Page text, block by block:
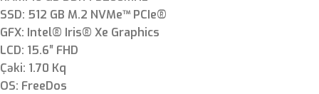
SSD: 512 GB M.2 NVMe™ PCIe®
GFX: Intel® Iris® Xe Graphics
LCD: 15.6″ FHD
Çəki: 1.70 Kq
OS: FreeDos